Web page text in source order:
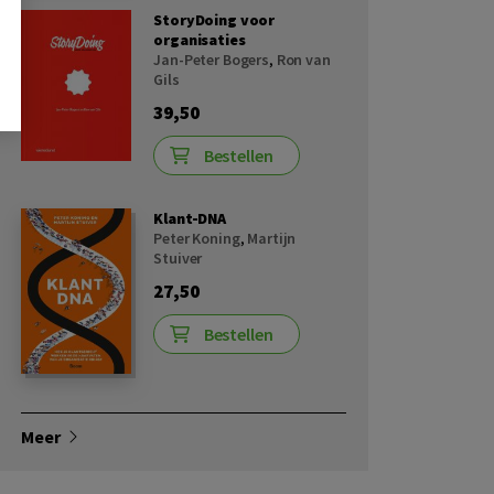
StoryDoing voor
organisaties
Jan-Peter Bogers, Ron van
Gils
39,50
Bestellen
Klant-DNA
Peter Koning, Martijn
Stuiver
27,50
Bestellen
Meer